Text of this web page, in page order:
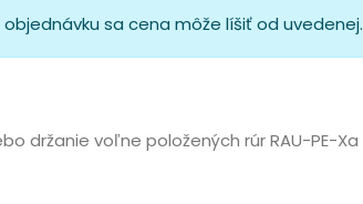
sa cena môže líšiť od uvedenej.
držanie voľne položených rúr RAU-PE-Xa